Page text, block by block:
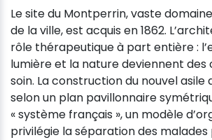
Le site du Montperrin, vaste
de la ville, est acquis en 1862.
rôle thérapeutique à part entière :
lumière et la nature deviennent des
soin. La construction du nouvel asile
selon un plan pavillonnaire
« système français », un modèle
privilégie la séparation des